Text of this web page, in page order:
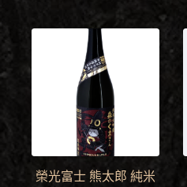
榮光富士 熊太郎 純米